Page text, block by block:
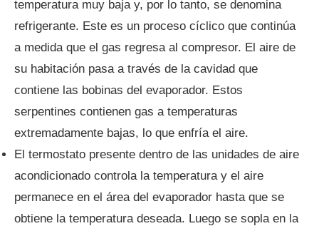
temperatura muy baja y, por lo tanto, se denomina
refrigerante. Este es un proceso cíclico que continúa
a medida que el gas regresa al compresor. El aire de
su habitación pasa a través de la cavidad que
contiene las bobinas del evaporador. Estos
serpentines contienen gas a temperaturas
extremadamente bajas, lo que enfría el aire.
El termostato presente dentro de las unidades de aire
acondicionado controla la temperatura y el aire
permanece en el área del evaporador hasta que se
obtiene la temperatura deseada. Luego se sopla en la